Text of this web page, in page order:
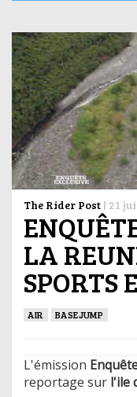
The Rider Post | 21
LA
SPORTS
AIR BASEJUMP
L'émission
reportage sur l'ile